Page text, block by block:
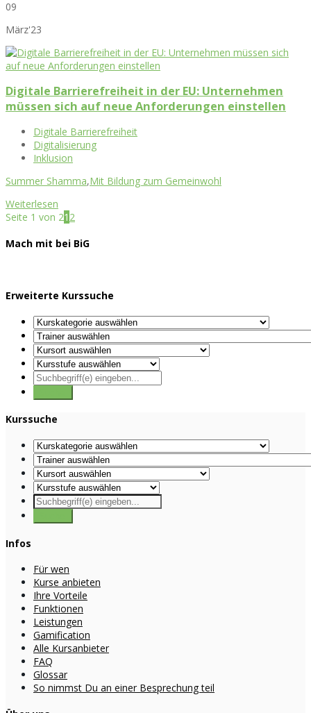
09
März'23
Digitale Barrierefreiheit in der EU: Unternehmen
müssen sich auf neue Anforderungen einstellen
Digitale Barrierefreiheit
Digitalisierung
Inklusion
Summer Shamma,Mit Bildung zum Gemeinwohl
Weiterlesen
Seite 1 von 21 2
Mach mit bei BiG
Erweiterte Kurssuche
Kurssuche
Infos
Für wen
Kurse anbieten
Ihre Vorteile
Funktionen
Leistungen
Gamification
Alle Kursanbieter
FAQ
Glossar
So nimmst Du an einer Besprechung teil